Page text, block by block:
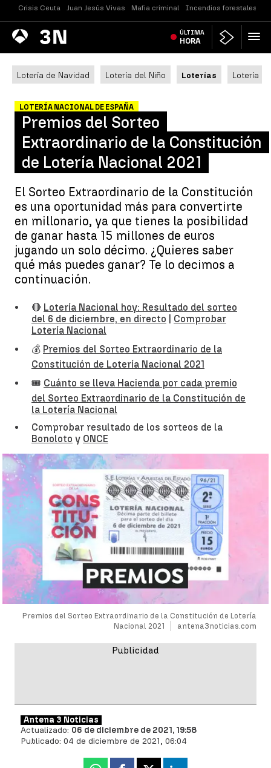
Crisis Ceuta Juan Jesús Vivas Mafia criminal Incendios forestales
Antena
3 Noticias ÚLTIMA
HORA
Lotería de Navidad Lotería del Niño Loterías Lotería
LOTERÍA NACIONAL DE ESPAÑA
Premios del Sorteo
Extraordinario de la Constitución
de Lotería Nacional 2021
El Sorteo Extraordinario de la Constitución
es una oportunidad más para convertirte
en millonario, ya que tienes la posibilidad
de ganar hasta 15 millones de euros
jugando un solo décimo. ¿Quieres saber
qué más puedes ganar? Te lo decimos a
continuación.
🔴 Lotería Nacional hoy: Resultado del sorteo
del 6 de diciembre, en directo
Comprobar
Lotería Nacional
💰 Premios del Sorteo Extraordinario de la
Constitución de Lotería Nacional 2021
🎟 Cuánto se lleva Hacienda por cada premio
del Sorteo Extraordinario de la Constitución de
la Lotería Nacional
Comprobar resultado de los sorteos de la
Bonoloto y ONCE
Premios del Sorteo Extraordinario de la Constitución de Lotería
Nacional 2021
antena3noticias.com
Antena 3 Noticias
Actualizado: 06 de diciembre de 2021, 19:58
Publicado: 04 de diciembre de 2021, 06:04